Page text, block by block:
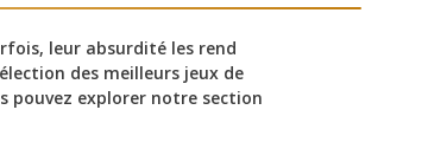
leur absurdité les rend
des meilleurs jeux de
pouvez explorer notre section